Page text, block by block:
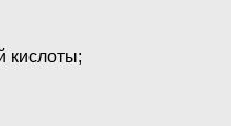
кислоты;